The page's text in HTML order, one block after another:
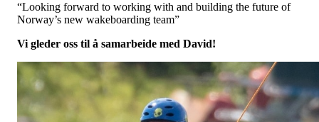
“Looking forward to working with and building the future of
Norway’s new wakeboarding team”
Vi gleder oss til å samarbeide med David!